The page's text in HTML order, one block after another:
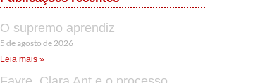
O supremo aprendiz
5 de agosto de 2026
Leia mais »